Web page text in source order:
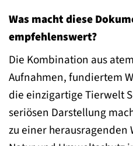
Was macht diese
empfehlenswert?
Die Kombination aus
Aufnahmen, fundiertem
die einzigartige Tierwelt
seriösen Darstellung
zu einer herausragenden